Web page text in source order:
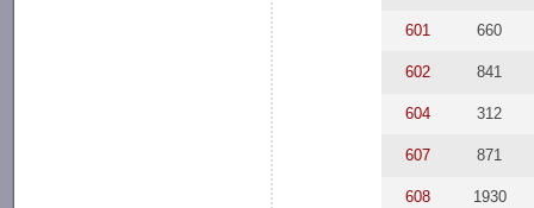
601 660
602 841
604 312
607 871
608 1930